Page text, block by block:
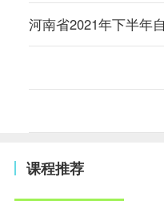
河南省2021年下半年
课程推荐